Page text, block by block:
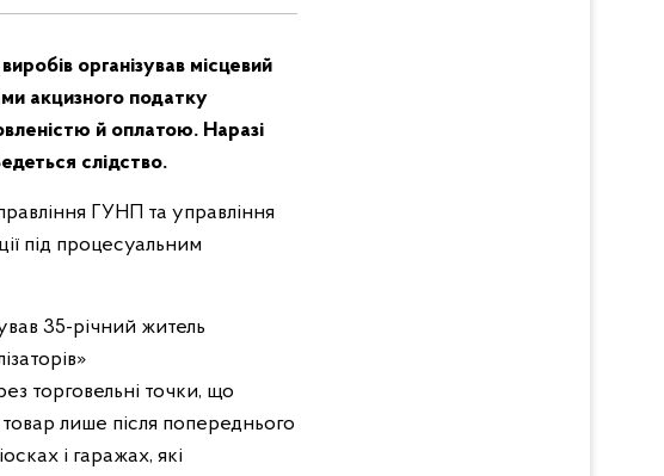
організував місцевий
акцизного податку
й оплатою. Наразі
слідство.
ГУНП та управління
під процесуальним
35-річний житель
торговельні точки, що
лише після попереднього
і гаражах, які